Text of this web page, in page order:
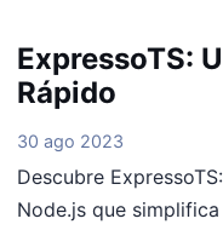
ExpressoTS:
Rápido
30 ago 2023
Descubre
Node.js que